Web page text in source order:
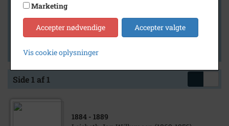
Vis kun med filmklip
Vis kun med lydklip
Vis kun med kilder
Vis kun med geo-tag
Side 1 af 1
1884 - 1889
Marketing
Accepter nødvendige Accepter valgte
Vis cookie oplysninger